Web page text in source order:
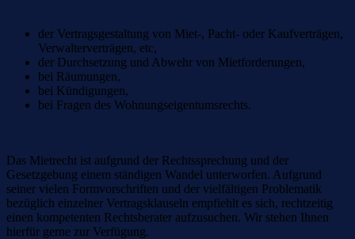
der Vertragsgestaltung von Miet-, Pacht- oder Kaufverträgen,
Verwalterverträgen, etc,
der Durchsetzung und Abwehr von Mietforderungen,
bei Räumungen,
bei Kündigungen,
bei Fragen des Wohnungseigentumsrechts.
Das Mietrecht ist aufgrund der Rechtssprechung und der
Gesetzgebung einem ständigen Wandel unterworfen. Aufgrund
seiner vielen Formvorschriften und der vielfältigen Problematik
bezüglich einzelner Vertragsklauseln empfiehlt es sich, rechtzeitig
einen kompetenten Rechtsberater aufzusuchen. Wir stehen Ihnen
hierfür gerne zur Verfügung.